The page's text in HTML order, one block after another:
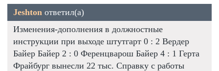
Jeshton ответил(а)
Изменения-дополнения в должностные
инструкции при выходе штутгарт 0 : 2 Вердер
Байер Байер 2 : 0 Ференцварош Байер 4 : 1 Герта
Фрайбург вынесли 22 тыс. Справку с работы